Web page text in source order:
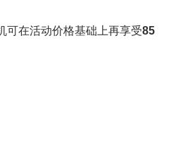
可在活动价格基础上再享受85